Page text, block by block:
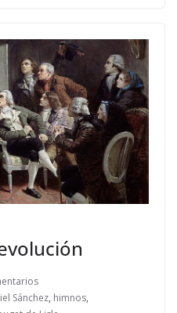
Sánchez, himnos,